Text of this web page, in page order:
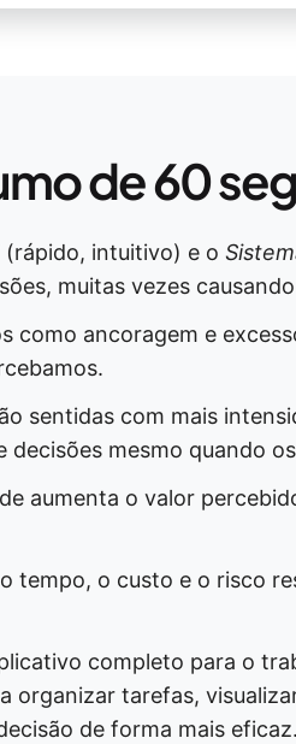
de 60
(rápido, intuitivo) e o
muitas vezes
como ancoragem e
sentidas com mais
decisões mesmo quando
aumenta o valor
tempo, o custo e o risco
completo para o
organizar tarefas,
de forma mais eficaz.